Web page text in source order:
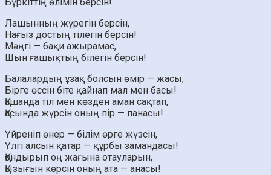
Лашынның жүрегін берсін,
Нағыз достың тілегін берсін!
Мәңгі — бақи ажырамас,
Шын ғашықтың білегін берсін!
Балалардың ұзақ болсын өмір — жасы,
Бірге өссін біте қайнап мал мен басы!
Қашанда тіл мен көзден аман сақтап,
Қасында жүрсін оның пір — панасы!
Үйреніп өнер — білім өрге жүзсін,
Үлгі алсын қатар — құрбы замандасы!
Қондырып оң жағына отауларын,
Қызығын көрсін оның ата — анасы!